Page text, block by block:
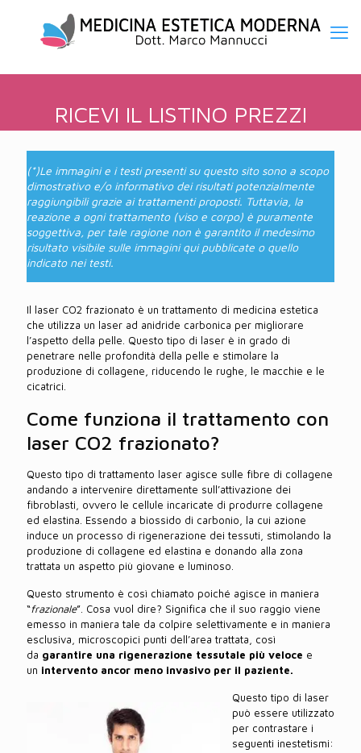
RICEVI IL LISTINO PREZZI
RICHIEDI INFORMAZIONI
(*)Le immagini e i testi presenti su questo sito sono a scopo
dimostrativo e/o informativo dei risultati potenzialmente
raggiungibili grazie ai trattamenti proposti. Tuttavia, la
reazione a ogni trattamento (viso e corpo) è puramente
soggettiva, per tale ragione non è garantito il medesimo
risultato visibile sulle immagini qui pubblicate o quello
indicato nei testi.
Il laser CO2 frazionato è un trattamento di medicina estetica
che utilizza un laser ad anidride carbonica per migliorare
l’aspetto della pelle. Questo tipo di laser è in grado di
penetrare nelle profondità della pelle e stimolare la
produzione di collagene, riducendo le rughe, le macchie e le
cicatrici.
Come funziona il trattamento con
laser CO2 frazionato?
Questo tipo di trattamento laser agisce sulle fibre di collagene
andando a intervenire direttamente sull’attivazione dei
fibroblasti, ovvero le cellule incaricate di produrre collagene
ed elastina. Essendo a biossido di carbonio, la cui azione
induce un processo di rigenerazione dei tessuti, stimolando la
produzione di collagene ed elastina e donando alla zona
trattata un aspetto più giovane e luminoso.
Questo strumento è così chiamato poiché agisce in maniera
“frazionale”. Cosa vuol dire? Significa che il suo raggio viene
emesso in maniera tale da colpire selettivamente e in maniera
esclusiva, microscopici punti dell’area trattata, così
da garantire una rigenerazione tessutale più veloce e
un intervento ancor meno invasivo per il paziente.
Questo tipo di laser
può essere utilizzato
per contrastare i
seguenti inestetismi: